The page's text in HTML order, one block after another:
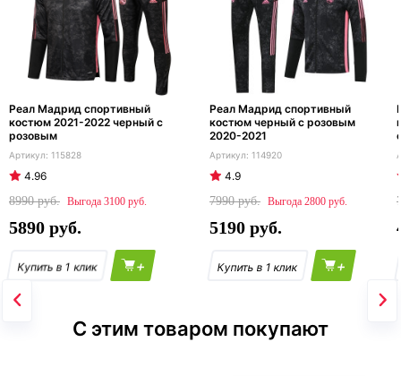
Реал Мадрид спортивный
костюм 2021-2022 черный с
розовым
115828
4.96
8990
3100
5890
+
Реал Мадрид спортивный
костюм черный с розовым
2020-2021
114920
4.9
7990
2800
5190
+
С этим товаром покупают